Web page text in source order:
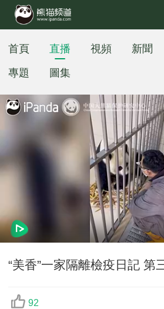
首頁 直播 視頻 新聞
專題
圖集
“美香”一家隔離檢疫日記 第
92